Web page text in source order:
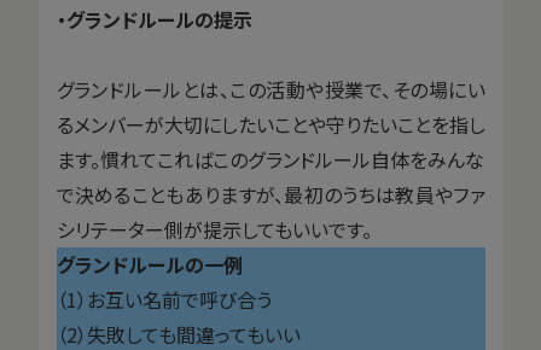
・グランドルールの提示
グランドルールとは、この活動や授業で、その場にい
るメンバーが大切にしたいことや守りたいことを指し
ます。慣れてこればこのグランドルール自体をみんな
で決めることもありますが、最初のうちは教員やファ
シリテーター側が提示してもいいです。
グランドルールの一例
（1）お互い名前で呼び合う
（2）失敗しても間違ってもいい